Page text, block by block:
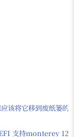
将它移到废纸篓的
支持monterey